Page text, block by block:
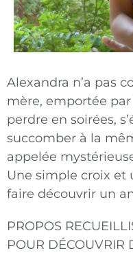
Alexandra n’a pas
mère, emportée
perdre en soirées,
succomber à la
appelée
Une simple croix et
faire découvrir un
PROPOS
POUR DÉCOUVRIR